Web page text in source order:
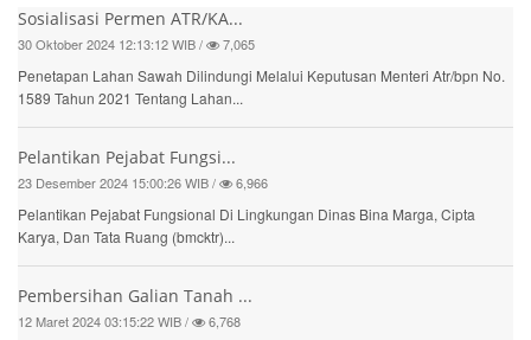
Sosialisasi Permen ATR/KA...
30 Oktober 2024 12:13:12 WIB / 7,065
Penetapan Lahan Sawah Dilindungi Melalui Keputusan Menteri Atr/bpn No.
1589 Tahun 2021 Tentang Lahan...
Pelantikan Pejabat Fungsi...
23 Desember 2024 15:00:26 WIB / 6,966
Pelantikan Pejabat Fungsional Di Lingkungan Dinas Bina Marga, Cipta
Karya, Dan Tata Ruang (bmcktr)...
Pembersihan Galian Tanah ...
12 Maret 2024 03:15:22 WIB / 6,768